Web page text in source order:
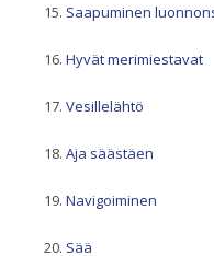
Saapuminen
Hyvät merimiestavat
Vesillelähtö
Aja säästäen
Navigoiminen
Sää